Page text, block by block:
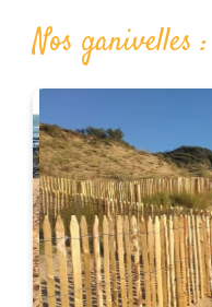
Nos ganivelles :